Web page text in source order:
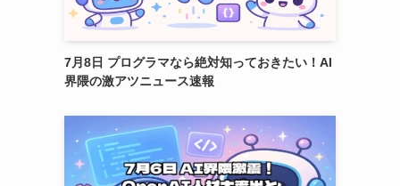
7月8日 プログラマなら絶対知っておきたい！AI
界隈の激アツニュース速報